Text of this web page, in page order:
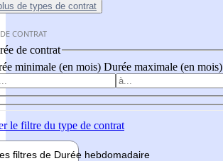
de types de contrat
CONTRAT
de contrat
minimale (en mois) Durée maximale (en mois)
le filtre du type de contrat
filtres de Durée hebdomadaire